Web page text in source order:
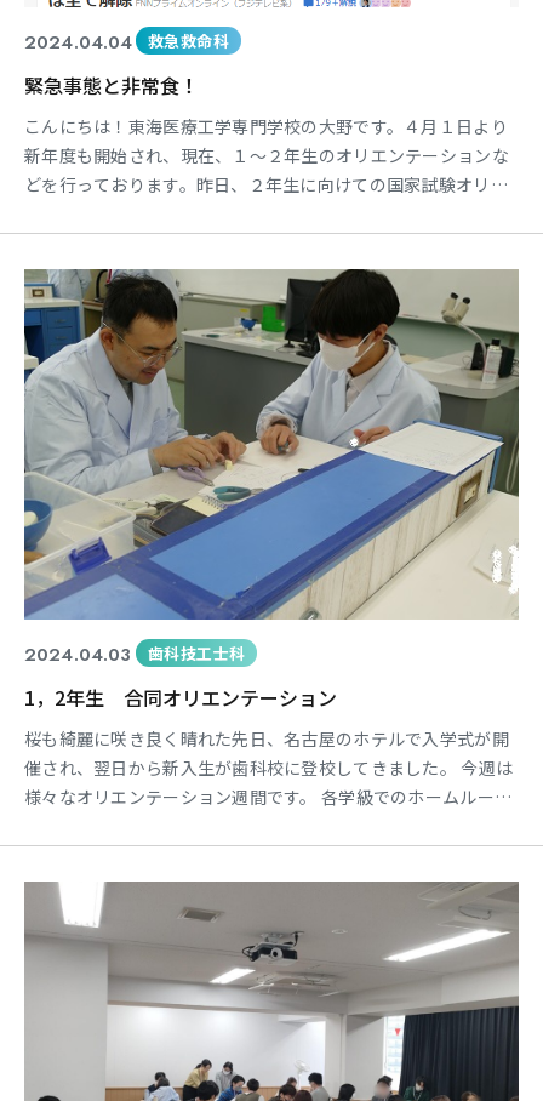
2024.04.04 救急救命科
緊急事態と非常食！
こんにちは！東海医療工学専門学校の大野です。４月１日より
新年度も開始され、現在、１～２年生のオリエンテーションな
どを行っております。昨日、２年生に向けての国家試験オリエ
です。ご注意ください。」と反応していました。 じつは沖縄
県出身の学生さんのスマホが台湾での地震に連動した津波速報
でした。 幸いではありますが・・・沖縄県での津波被害はなか
ったよ
2024.04.03 歯科技工士科
1，2年生 合同オリエンテーション
桜も綺麗に咲き良く晴れた先日、名古屋のホテルで入学式が開
催され、翌日から新入生が歯科校に登校してきました。 今週は
様々なオリエンテーション週間です。 各学級でのホームルーム
白押しです！ 今回は実習オリエンテーションの様子を紹介しま
す。 新2年生が新1年生へ歯科技工の主な実習を教えながら、学
校での過ごし方などを伝えコミュニケーションを図ります。